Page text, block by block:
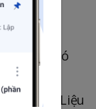
bạn có
bạn sẽ
nhất. Liệu